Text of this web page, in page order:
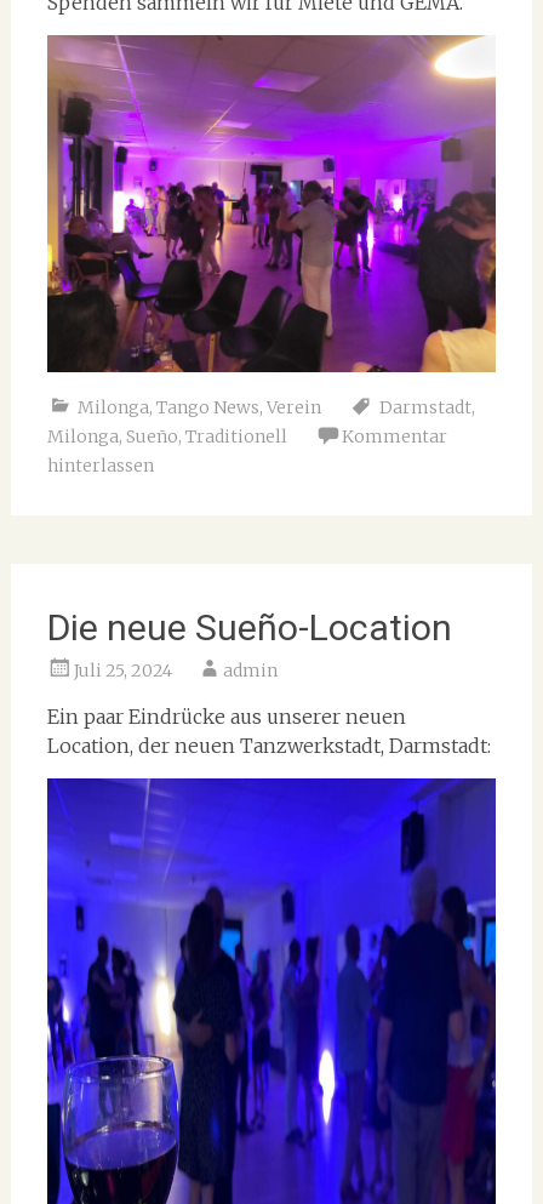
Milonga, Tango News, Verein Darmstadt,
Milonga, Sueño, Traditionell
Kommentar
hinterlassen
Die neue Sueño-Location
Juli 25, 2024 admin
Ein paar Eindrücke aus unserer neuen
Location, der neuen Tanzwerkstadt, Darmstadt: